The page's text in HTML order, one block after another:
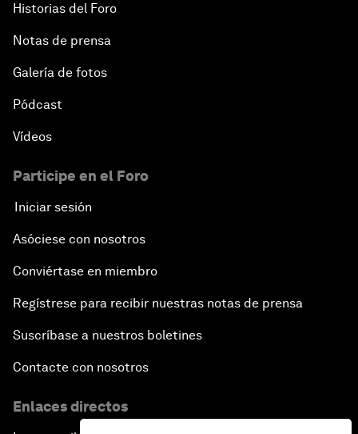
Historias del Foro
Notas de prensa
Galería de fotos
Pódcast
Vídeos
Participe en el Foro
Iniciar sesión
Asóciese con nosotros
Conviértase en miembro
Regístrese para recibir nuestras notas de prensa
Suscríbase a nuestros boletines
Contacte con nosotros
Enlaces directos